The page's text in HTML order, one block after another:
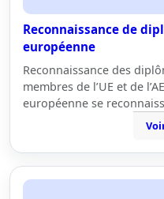
Reconnaissance de
européenne
Reconnaissance des
membres de l’UE et de
européenne se